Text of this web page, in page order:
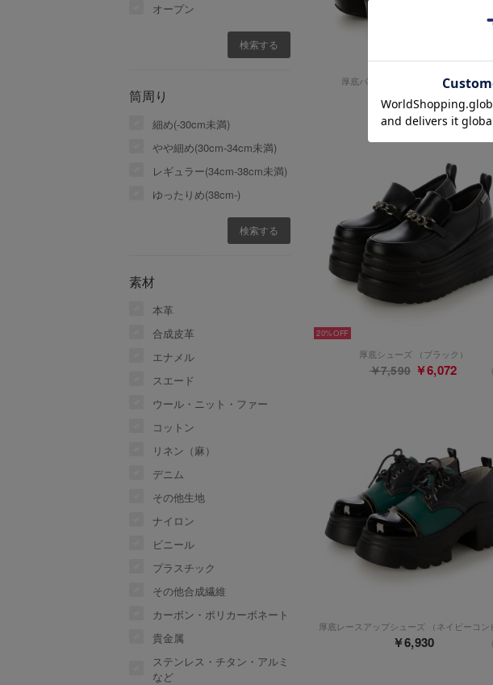
オープン
筒周り
細め(-30cm未満)
やや細め(30cm-34cm未満)
レギュラー(34cm-38cm未満)
ゆったりめ(38cm-)
素材
本革
合成皮革
エナメル
スエード
ウール・ニット・ファー
コットン
リネン（麻）
デニム
その他生地
ナイロン
ビニール
プラスチック
その他合成繊維
カーボン・ポリカーボネート
貴金属
ステンレス・チタン・アルミ
など
厚底パンプス （ブラックエナメル）
￥6,490
20%
厚底シューズ （ブラック）
￥7,590 ￥6,072
厚底レースアップシューズ （ネイビーコン
￥6,930